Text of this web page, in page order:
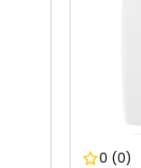
0 (0)